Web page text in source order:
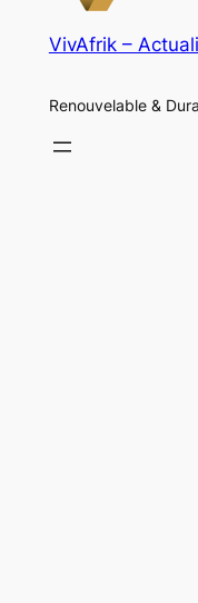
VivAfrik –
Renouvelable &